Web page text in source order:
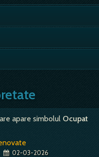
suferinte fizice, care vin si
modul tau de
emotionala sau
apare simbolul Ocupat
02-03-2026